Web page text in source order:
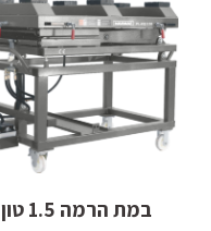
במת הרמה 1.5 טון